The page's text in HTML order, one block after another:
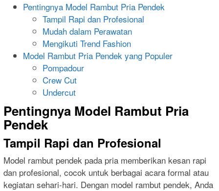
Pentingnya Model Rambut Pria Pendek
Tampil Rapi dan Profesional
Mudah dalam Perawatan
Mengikuti Trend Fashion
Model Rambut Pria Pendek yang Populer
Pompadour
Crew Cut
Undercut
Pentingnya Model Rambut Pria
Pendek
Tampil Rapi dan Profesional
Model rambut pendek pada pria memberikan kesan rapi
dan profesional, cocok untuk berbagai acara formal atau
kegiatan sehari-hari. Dengan model rambut pendek, Anda